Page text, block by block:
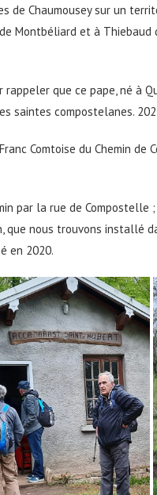
de Chaumousey sur un
Montbéliard et à Thiebaud
que ce pape, né à
saintes compostelanes.
Comtoise du Chemin
par la rue de
nous trouvons installé
en 2020.